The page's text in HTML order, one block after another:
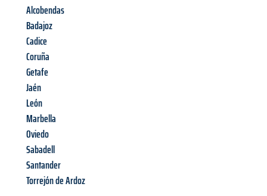
Alcobendas
Badajoz
Cadice
Coruña
Getafe
Jaén
León
Marbella
Oviedo
Sabadell
Santander
Torrejón de Ardoz